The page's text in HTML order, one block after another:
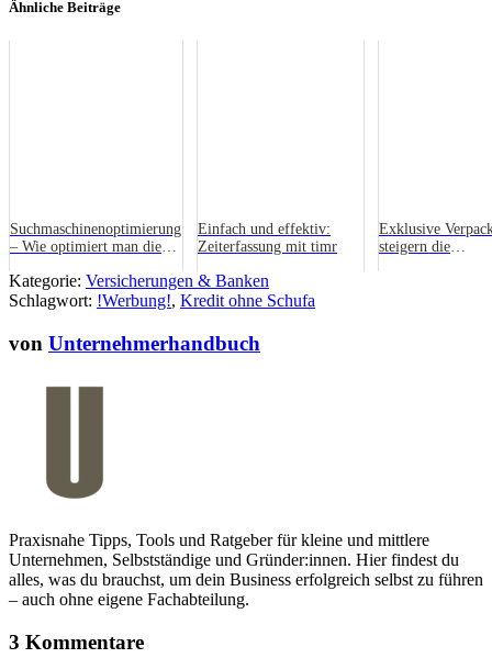
Ähnliche Beiträge
Suchmaschinenoptimierung
– Wie optimiert man die
Einfach und effektiv:
Zeiterfassung mit timr
Exklusive
steigern die
Kategorie: Versicherungen & Banken
Schlagwort: !Werbung!, Kredit ohne Schufa
von Unternehmerhandbuch
Praxisnahe Tipps, Tools und Ratgeber für kleine und mittlere
Unternehmen, Selbstständige und Gründer:innen. Hier findest du
alles, was du brauchst, um dein Business erfolgreich selbst zu führen
– auch ohne eigene Fachabteilung.
3 Kommentare